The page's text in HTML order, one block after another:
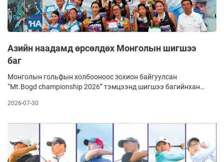
Азийн наадамд өрсөлдөх Монголын шигшээ
баг
Монголын гольфын холбооноос зохион байгуулсан
“Mt.Bogd championship 2026” тэмцээнд шигшээ багийнхан
эмэгтэйчүүдээс Б.Янжинлхам тэргүүн байрт шалгарч,
ханган ирэх жил тус клубт үнэ төлбөргүй бэлтгэл
сургуулилалт хийх боломжийн эзнээр тодорлоо.
2026-07-30